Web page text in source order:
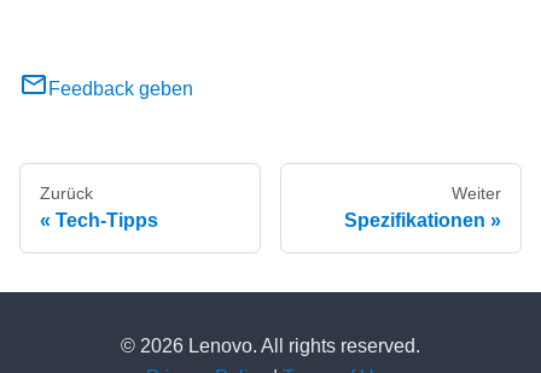
Feedback geben
Zurück
Tech-Tipps
Weiter
Spezifikationen
© 2026 Lenovo. All rights reserved.